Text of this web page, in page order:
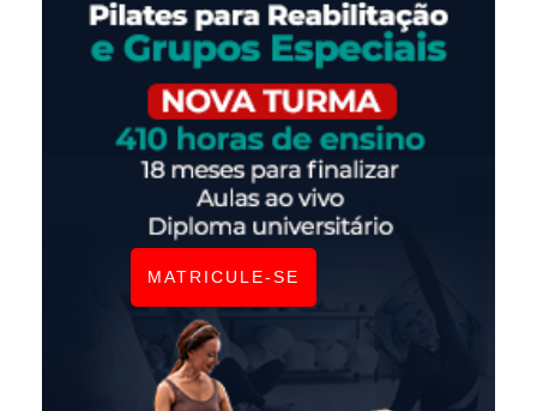
MATRICULE-SE